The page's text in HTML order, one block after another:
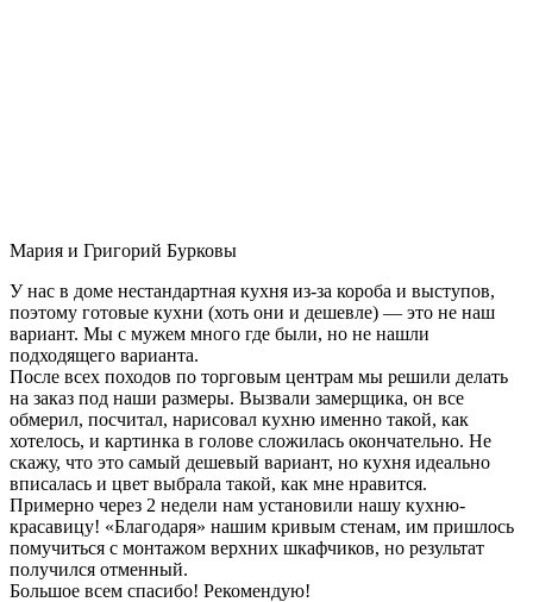
Мария и Григорий Бурковы
У нас в доме нестандартная кухня из-за короба и выступов,
поэтому готовые кухни (хоть они и дешевле) — это не наш
вариант. Мы с мужем много где были, но не нашли
подходящего варианта.
После всех походов по торговым центрам мы решили делать
на заказ под наши размеры. Вызвали замерщика, он все
обмерил, посчитал, нарисовал кухню именно такой, как
хотелось, и картинка в голове сложилась окончательно. Не
скажу, что это самый дешевый вариант, но кухня идеально
вписалась и цвет выбрала такой, как мне нравится.
Примерно через 2 недели нам установили нашу кухню-
красавицу! «Благодаря» нашим кривым стенам, им пришлось
помучиться с монтажом верхних шкафчиков, но результат
получился отменный.
Большое всем спасибо! Рекомендую!